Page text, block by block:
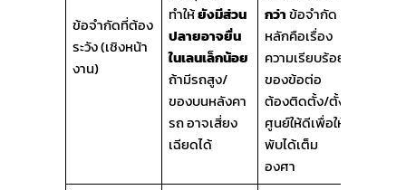
ข้อจำกัดที่ต้อง
ระวัง (เชิงหน้า
งาน)
ทำให้ยังมีส่วน
ปลายอาจยื่น
ในเลนเล็กน้อย
ถ้ามีรถสูง/
ของบนหลังคา
รถ อาจเสี่ยง
เฉียดได้
กว่าข้อจำกัด
หลักคือเรื่อง
ความเรียบร้อย
ของข้อต่อ
ต้องติดตั้ง/ตั้ง
ศูนย์ให้ดีเพื่อให้
พับได้เต็ม
องศา